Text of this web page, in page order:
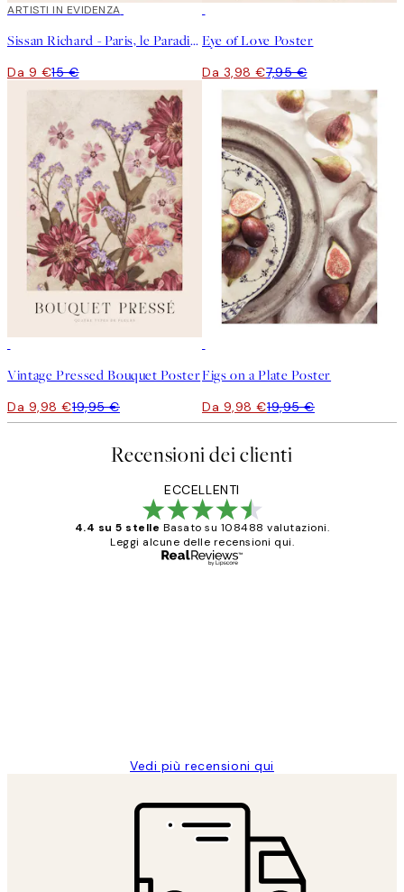
40%*
ARTISTI IN EVIDENZA
Sissan Richard - Paris, le Paradis Poster
Da 9 €15 €
Eye of Love Poster
Da 3,98 €7,95 €
Vintage Pressed Bouquet Poster
Da 9,98 €19,95 €
Figs on a Plate Poster
Da 9,98 €19,95 €
Recensioni dei clienti
ECCELLENTI
4.4 su 5 stelle Basato su 108488 valutazioni.
Leggi alcune delle recensioni qui.
Vedi più recensioni qui